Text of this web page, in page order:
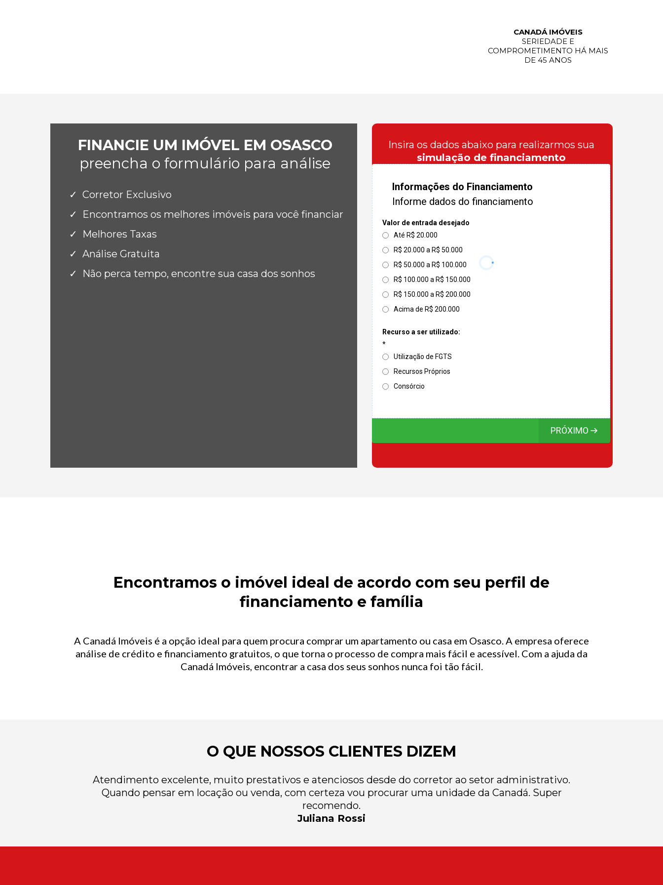
CANADÁ IMÓVEIS
SERIEDADE E
COMPROMETIMENTO HÁ MAIS
DE 45 ANOS
FINANCIE UM IMÓVEL EM OSASCO
preencha o formulário para análise
Corretor Exclusivo
Encontramos os melhores imóveis para você financiar
Melhores Taxas
Análise Gratuita
Não perca tempo, encontre sua casa dos sonhos
Insira os dados abaixo para realizarmos sua
simulação de financiamento
Informações do Financiamento
Informe dados do financiamento
Valor de entrada desejado
Até R$ 20.000
R$ 20.000 a R$ 50.000
R$ 50.000 a R$ 100.000
R$ 100.000 a R$ 150.000
R$ 150.000 a R$ 200.000
Acima de R$ 200.000
Recurso a ser utilizado:
*
Utilização de FGTS
Recursos Próprios
Consórcio
PRÓXIMO
Encontramos o imóvel ideal de acordo com seu perfil de
financiamento e família
A Canadá Imóveis é a opção ideal para quem procura comprar um apartamento ou casa em Osasco. A empresa oferece
análise de crédito e financiamento gratuitos, o que torna o processo de compra mais fácil e acessível. Com a ajuda da
Canadá Imóveis, encontrar a casa dos seus sonhos nunca foi tão fácil.
O QUE NOSSOS CLIENTES DIZEM
Atendimento excelente, muito prestativos e atenciosos desde do corretor ao setor administrativo.
Quando pensar em locação ou venda, com certeza vou procurar uma unidade da Canadá. Super
recomendo.
Juliana Rossi